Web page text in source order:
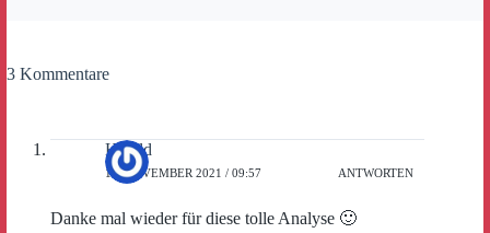
3 Kommentare
Harald
12. NOVEMBER 2021 / 09:57 ANTWORTEN
Danke mal wieder für diese tolle Analyse 🙂